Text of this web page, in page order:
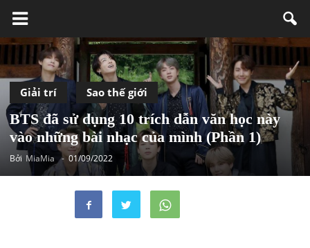
Giải trí Sao thế giới
BTS đã sử dụng 10 trích dẫn văn học này
vào những bài nhạc của mình (Phần 1)
Bởi MiaMia - 01/09/2022